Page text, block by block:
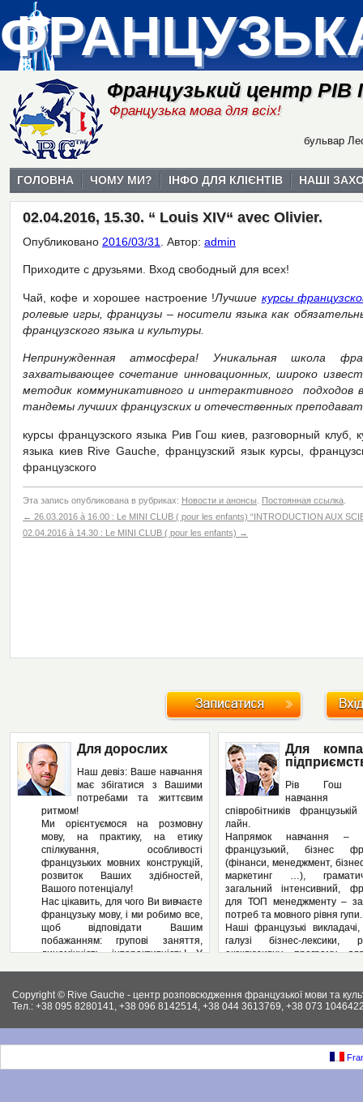
Французький центр
Французька мова для всіх!
бульвар
ГОЛОВНА ЧОМУ МИ? ІНФО ДЛЯ КЛІЄНТІВ НАШІ
02.04.2016, 15.30. “ Louis XIV“ avec Olivier.
Опубликовано 2016/03/31 Автор: admin
Приходите с друзьями. Вход свободный для всех!
Чай, кофе и хорошее настроение !Лучшие курсы
ролевые игры, французы – носители языка как
французского языка и культуры.
Непринужденная атмосфера! Уникальная школа
захватывающее сочетание инновационных, широко
методик коммуникативного и интерактивного подходов
тандемы лучших французских и отечественных
курсы французского языка Рив Гош киев, разговорный клуб,
языка киев Rive Gauche, французский язык курсы,
французского
Эта запись опубликована в рубриках: Новости и анонсы Постоянная ссылка
← 26.03.2016 à 16.00 : Le MINI CLUB ( pour les enfants) “INTRODUCTION AUX
02.04.2016 à 14.30 : Le MINI CLUB ( pour les enfants) →
Для дорослих
Наш девіз: Ваше навчання
має збігатися з Вашими
потребами та життєвим
ритмом!
Ми орієнтуємося на розмовну
мову, на практику, на етику
спілкування, особливості
французьких мовних конструкцій,
розвиток Ваших здібностей,
Вашого потенціалу!
Нас цікавить, для чого Ви вивчаєте
французьку мову, і ми робимо все,
щоб відповідати Вашим
побажанням: групові заняття,
динамічність, інтерактивність! У
педагогічного процесу! І як
результат – вільне володіння
працюємо на результат, а не на
кількість пройдених сторінок у
Крім того, Рів Гош пропонує
Для
Рів Гош
навчання
співробітників
лайн.
Напрямок навчання –
французький, бізнес
(фінанси, менеджмент,
маркетинг …),
загальний інтенсивний,
для ТОП менеджменту –
потреб та мовного рівня гупи.
Наші французькі
галузі бізнес-лексики,
ексклюзивну програму
Вашому підприємстві:
контрактів, укладання
документації, ведення
конференцій, маркетинг,
як і елементи права
господарське та інших.).
Copyright © Rive Gauche - центр розповсюдження французької мови та
Тел.: +38 095 8280141, +38 096 8142514, +38 044 3613769, +38 073